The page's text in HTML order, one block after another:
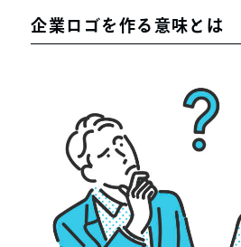
企業ロゴを作る意味とは